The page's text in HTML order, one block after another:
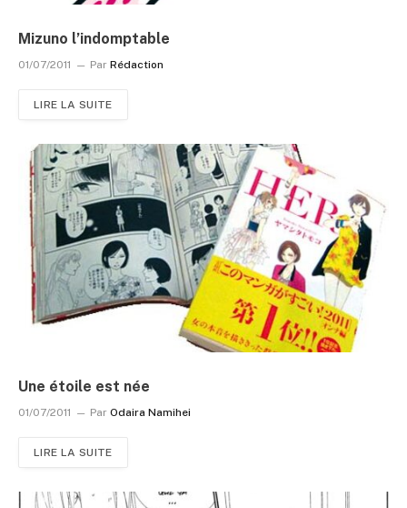
Mizuno l’indomptable
01/07/2011 Par Rédaction
LIRE LA SUITE
Une étoile est née
01/07/2011 Par Odaira Namihei
LIRE LA SUITE